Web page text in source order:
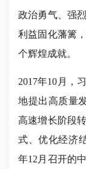
政治勇气、强
利益固化藩篱
个辉煌成就。
2017年10月，
地提出高质量
高速增长阶段
式、优化经济
年12月召开的